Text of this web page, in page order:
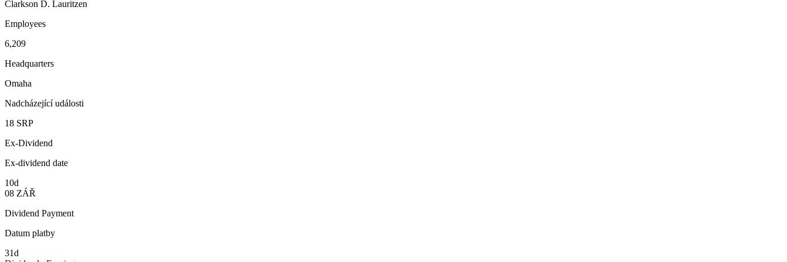
Clarkson D. Lauritzen
Employees
6,209
Headquarters
Omaha
Nadcházející události
18 SRP
Ex-Dividend
Ex-dividend date
10d
08 ZÁŘ
Dividend Payment
Datum platby
31d